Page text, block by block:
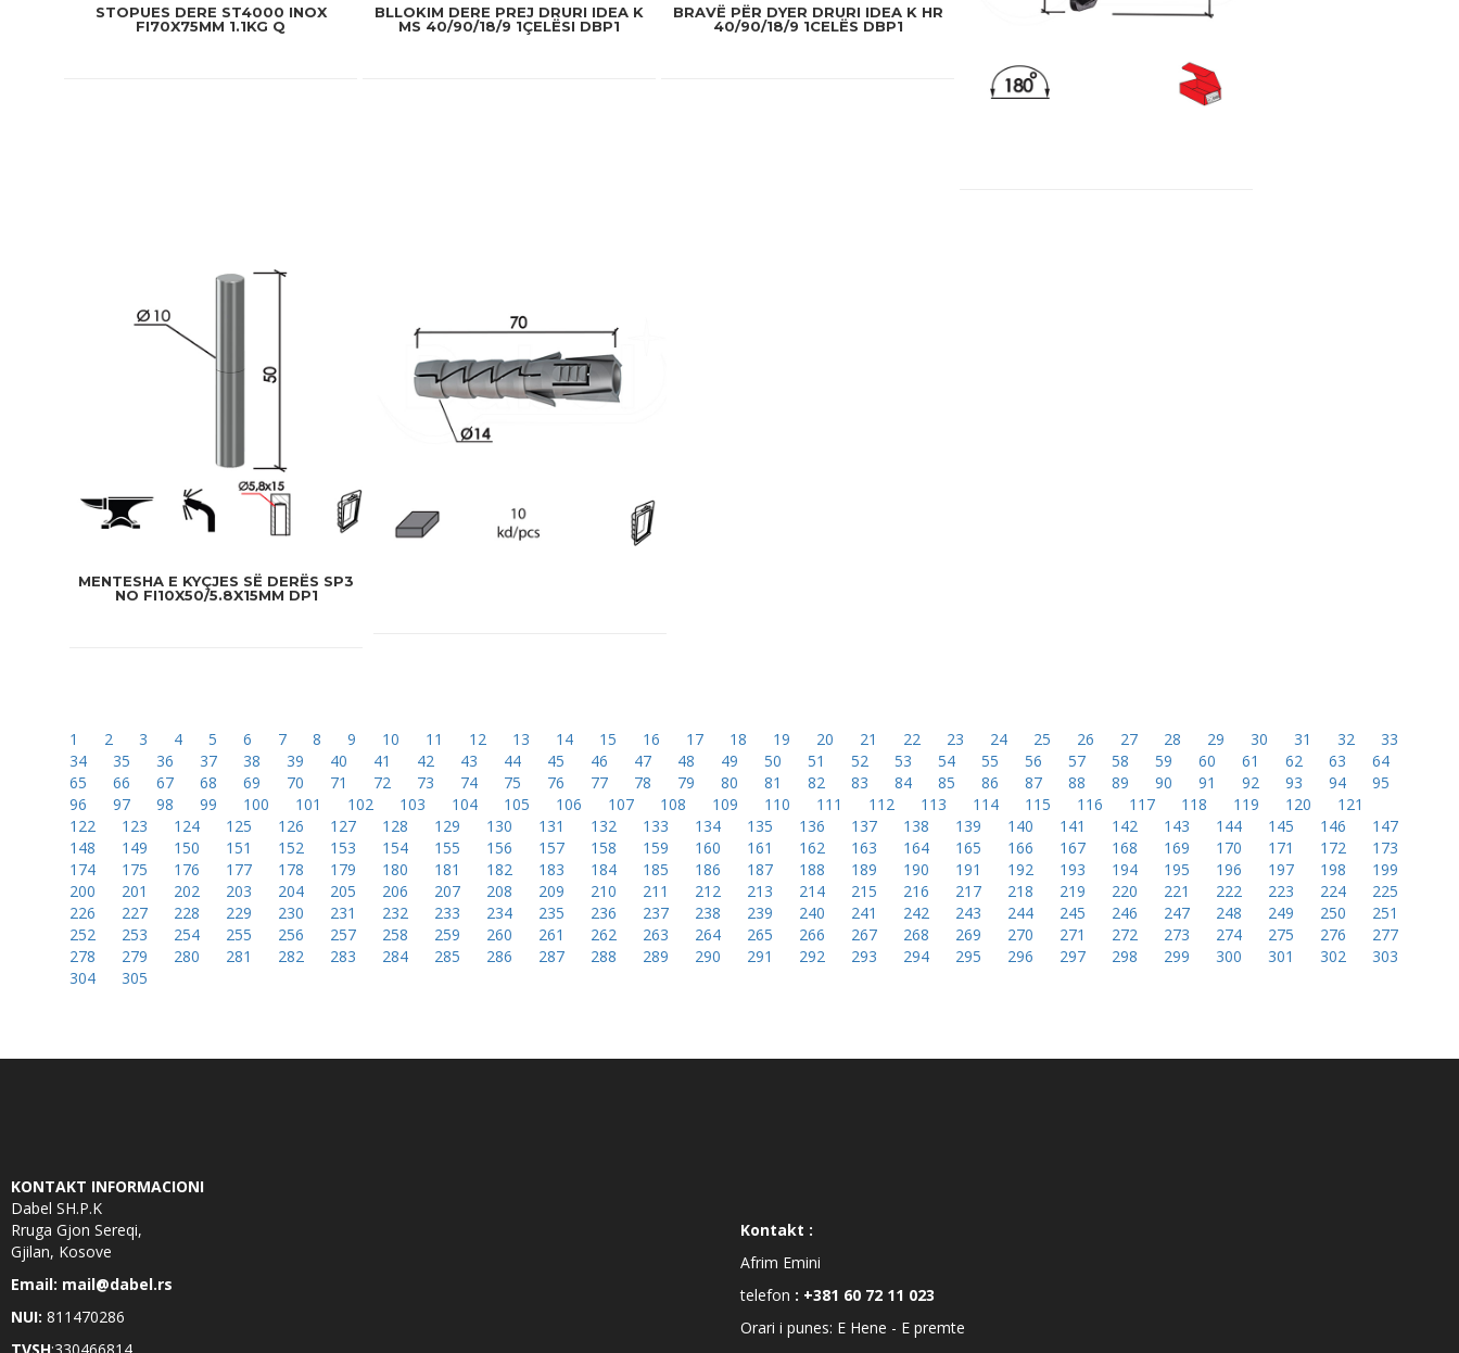
STOPUES DERE ST4000 INOX
FI70X75MM 1.1KG Q
BLLOKIM DERE PREJ DRURI IDEA K
MS 40/90/18/9 1ÇELËSI DBP1
BRAVË PËR DYER DRURI IDEA K HR
40/90/18/9 1CELËS DBP1
MENTESHA E KYÇJES SË DERËS SP3
NO FI10X50/5.8X15MM DP1
1 2 3 4 5 6 7 8 9 10 11 12 13 14 15 16 17 18 19 20 21 22 23 24 25 26 27 28 29 30 31 32
33
34
35 36 37 38 39 40 41 42 43 44 45 46 47 48 49 50 51 52 53 54 55 56 57 58 59 60 61 62 63
64
65
66 67 68 69 70 71 72 73 74 75 76 77 78 79 80 81 82 83 84 85 86 87 88 89 90 91 92 93 94
95
96
97 98 99 100 101 102 103 104 105 106 107 108 109 110 111 112 113 114 115 116 117 118 119 120
121
122
123 124 125 126 127 128 129 130 131 132 133 134 135 136 137 138 139 140 141 142 143 144 145 146
147
148
149 150 151 152 153 154 155 156 157 158 159 160 161 162 163 164 165 166 167 168 169 170 171 172
173
174
175 176 177 178 179 180 181 182 183 184 185 186 187 188 189 190 191 192 193 194 195 196 197 198
199
200
201 202 203 204 205 206 207 208 209 210 211 212 213 214 215 216 217 218 219 220 221 222 223 224
225
226
227 228 229 230 231 232 233 234 235 236 237 238 239 240 241 242 243 244 245 246 247 248 249 250
251
252
253 254 255 256 257 258 259 260 261 262 263 264 265 266 267 268 269 270 271 272 273 274 275 276
277
278
279 280 281 282 283 284 285 286 287 288 289 290 291 292 293 294 295 296 297 298 299 300 301 302
303
304
305
KONTAKT INFORMACIONI
Dabel SH.P.K
Rruga Gjon Sereqi,
Gjilan, Kosove
Email: mail@dabel.rs
NUI: 811470286
Kontakt :
Afrim Emini
telefon : +381 60 72 11 023
Orari i punes: E Hene - E premte